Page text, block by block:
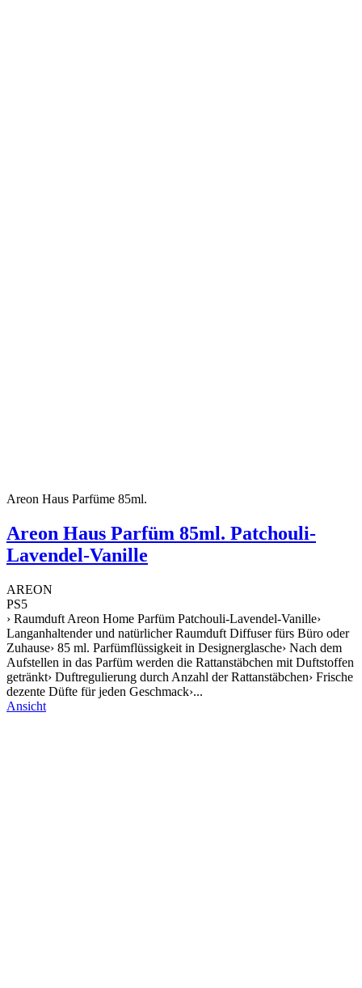
Areon Haus Parfüme 85ml.
Areon Haus Parfüm 85ml. Patchouli-
Lavendel-Vanille
AREON
PS5
› Raumduft Areon Home Parfüm Patchouli-Lavendel-Vanille›
Langanhaltender und natürlicher Raumduft Diffuser fürs Büro oder
Zuhause› 85 ml. Parfümflüssigkeit in Designerglasche› Nach dem
Aufstellen in das Parfüm werden die Rattanstäbchen mit Duftstoffen
getränkt› Duftregulierung durch Anzahl der Rattanstäbchen› Frische
dezente Düfte für jeden Geschmack›...
Ansicht